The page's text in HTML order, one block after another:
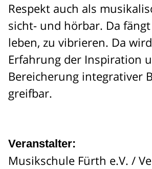
Respekt auch als
sicht- und hörbar. Da
leben, zu vibrieren. Da
Erfahrung der Inspiration
Bereicherung integrativer
greifbar.
Veranstalter:
Musikschule Fürth e.V. /